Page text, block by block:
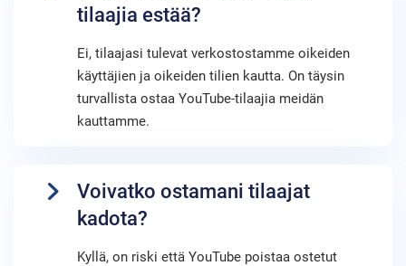
tilaajia estää?
Ei, tilaajasi tulevat verkostostamme oikeiden
käyttäjien ja oikeiden tilien kautta. On täysin
turvallista ostaa YouTube-tilaajia meidän
kauttamme.
Voivatko ostamani tilaajat
kadota?
Kyllä, on riski että YouTube poistaa ostetut